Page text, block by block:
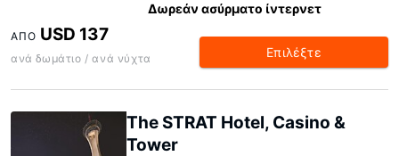
Δωρεάν ασύρματο ίντερνετ
ΑΠΌ USD 137
ανά δωμάτιο / ανά νύχτα Επιλέξτε
The STRAT Hotel, Casino &
Tower